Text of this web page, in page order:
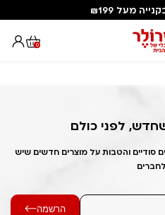
מעל ₪199
0 Out of Stock Alert 2025/
לפני כולם
סודיים והטבות על מוצרים חדשים שיש
הרשמה